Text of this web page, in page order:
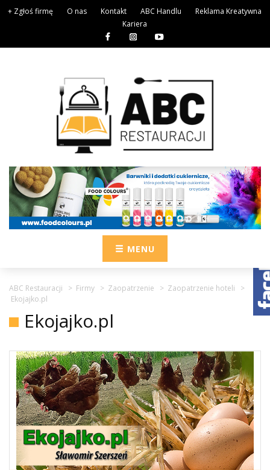
+ Zgłoś firmę O nas Kontakt ABC Handlu
Reklama Kreatywna
Kariera
MENU
ABC Restauracji > Firmy > Zaopatrzenie > Zaopatrzenie hoteli
>
Ekojajko.pl
Ekojajko.pl